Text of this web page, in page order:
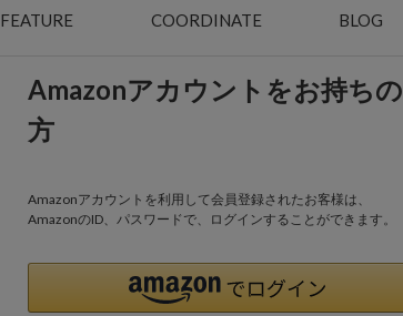
FEATURE COORDINATE BLOG
Amazonアカウントをお持ちの
方
Amazonアカウントを利用して会員登録されたお客様は、
AmazonのID、パスワードで、ログインすることができます。